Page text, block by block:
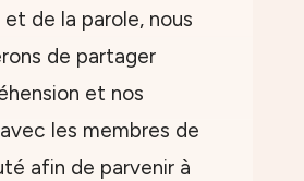
de la parole, nous
de partager
et nos
les membres de
afin de parvenir à